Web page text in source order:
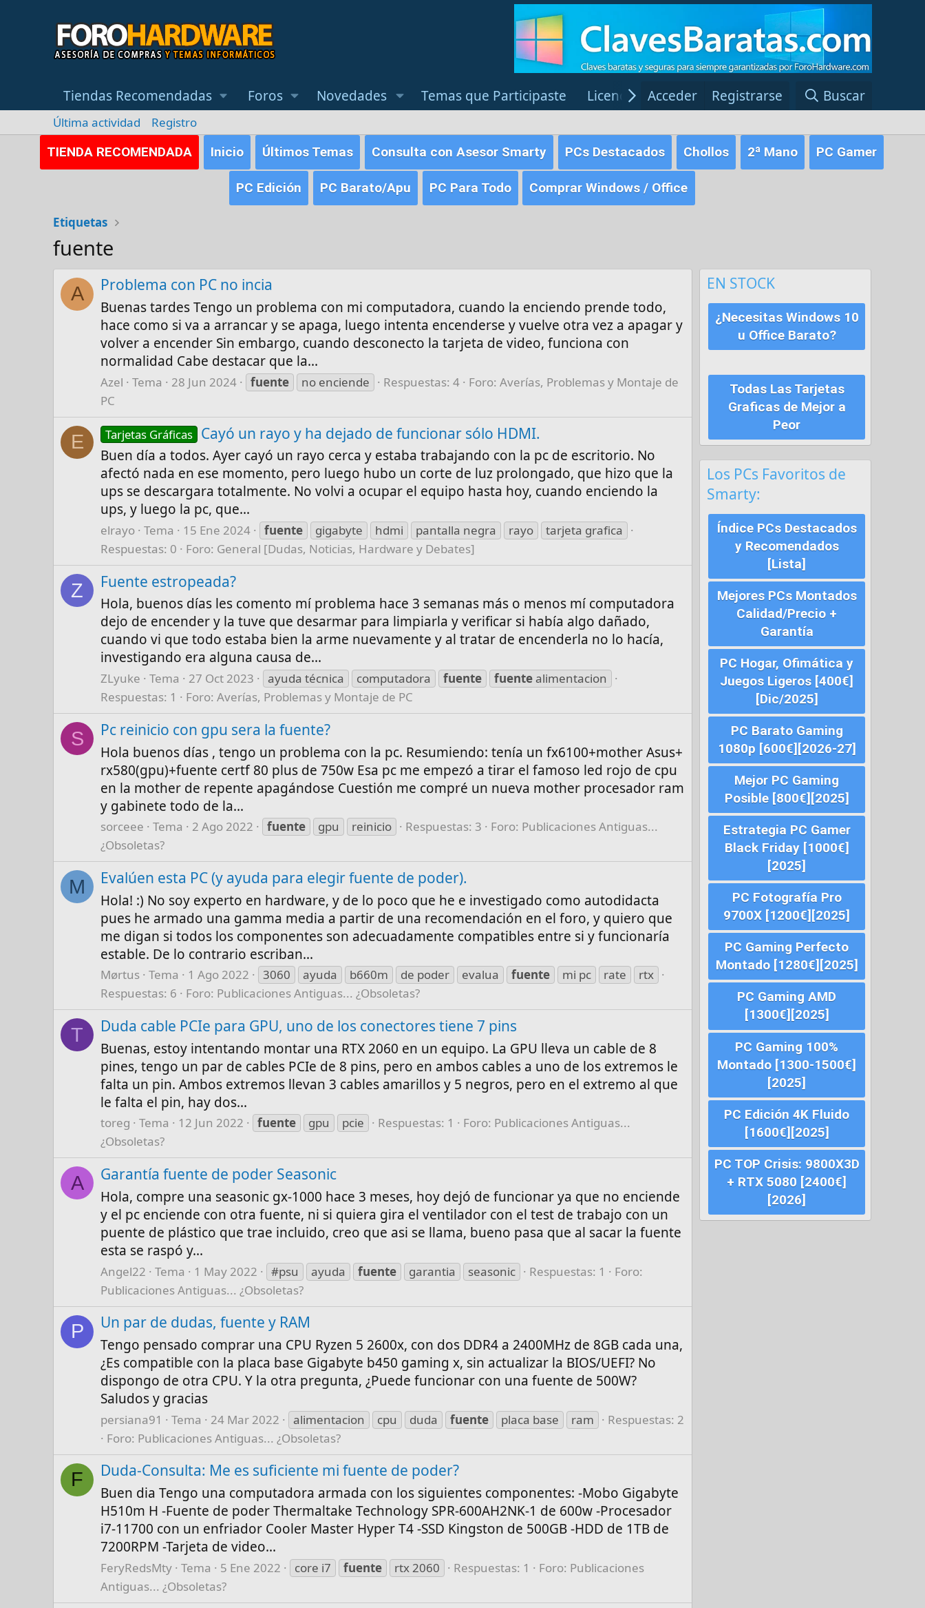
Tiendas Recomendadas Foros Novedades Temas que Participaste Licencias Windows Red Fansite.es
Acceder Registrarse Buscar
Última actividad
Registro
TIENDA RECOMENDADA
Inicio Últimos Temas Consulta con Asesor Smarty PCs Destacados Chollos 2ª Mano PC Gamer
PC Edición PC Barato/Apu PC Para Todo Comprar Windows / Office
Etiquetas
fuente
A Problema con PC no incia
Buenas tardes Tengo un problema con mi computadora, cuando la enciendo prende todo,
hace como si va a arrancar y se apaga, luego intenta encenderse y vuelve otra vez a apagar y
volver a encender Sin embargo, cuando desconecto la tarjeta de video, funciona con
normalidad Cabe destacar que la...
Azel Tema 28 Jun 2024 fuente no enciende Respuestas: 4 Foro:Averías, Problemas y Montaje de
PC
E Tarjetas Gráficas Cayó un rayo y ha dejado de funcionar sólo HDMI.
Buen día a todos. Ayer cayó un rayo cerca y estaba trabajando con la pc de escritorio. No
afectó nada en ese momento, pero luego hubo un corte de luz prolongado, que hizo que la
ups se descargara totalmente. No volvi a ocupar el equipo hasta hoy, cuando enciendo la
ups, y luego la pc, que...
elrayo Tema 15 Ene 2024 fuente gigabyte hdmi pantalla negra rayo
tarjeta grafica
Respuestas: 0
Foro: General [Dudas, Noticias, Hardware y Debates]
Z Fuente estropeada?
Hola, buenos días les comento mí problema hace 3 semanas más o menos mí computadora
dejo de encender y la tuve que desarmar para limpiarla y verificar si había algo dañado,
cuando vi que todo estaba bien la arme nuevamente y al tratar de encenderla no lo hacía,
investigando era alguna causa de...
ZLyuke Tema 27 Oct 2023 ayuda técnica computadora fuente fuentealimentacion
Respuestas: 1
Foro:Averías, Problemas y Montaje de PC
S Pc reinicio con gpu sera la fuente?
Hola buenos días , tengo un problema con la pc. Resumiendo: tenía un fx6100+mother Asus+
rx580(gpu)+fuente certf 80 plus de 750w Esa pc me empezó a tirar el famoso led rojo de cpu
en la mother de repente apagándose Cuestión me compré un nueva mother procesador ram
y gabinete todo de la...
sorceee Tema 2 Ago 2022 fuente gpu reinicio Respuestas: 3 Foro: Publicaciones Antiguas...
¿Obsoletas?
M Evalúen esta PC (y ayuda para elegir fuente de poder).
Hola! :) No soy experto en hardware, y de lo poco que he e investigado como autodidacta
pues he armado una gamma media a partir de una recomendación en el foro, y quiero que
me digan si todos los componentes son adecuadamente compatibles entre si y funcionaría
estable. De lo contrario escriban...
Mørtus Tema 1 Ago 2022 3060 ayuda b660m de poder evalua fuente mi pc rate
rtx
Respuestas: 6
Foro: Publicaciones Antiguas... ¿Obsoletas?
T Duda cable PCIe para GPU, uno de los conectores tiene 7 pins
Buenas, estoy intentando montar una RTX 2060 en un equipo. La GPU lleva un cable de 8
pines, tengo un par de cables PCIe de 8 pins, pero en ambos cables a uno de los extremos le
falta un pin. Ambos extremos llevan 3 cables amarillos y 5 negros, pero en el extremo al que
le falta el pin, hay dos...
toreg Tema 12 Jun 2022 fuente gpu pcie Respuestas: 1 Foro: Publicaciones Antiguas...
¿Obsoletas?
A Garantía fuente de poder Seasonic
Hola, compre una seasonic gx-1000 hace 3 meses, hoy dejó de funcionar ya que no enciende
y el pc enciende con otra fuente, ni si quiera gira el ventilador con el test de trabajo con un
puente de plástico que trae incluido, creo que asi se llama, bueno pasa que al sacar la fuente
esta se raspó y...
Angel22 Tema 1 May 2022 #psu ayuda fuente garantia seasonic Respuestas: 1
Foro:
Publicaciones Antiguas... ¿Obsoletas?
P Un par de dudas, fuente y RAM
Tengo pensado comprar una CPU Ryzen 5 2600x, con dos DDR4 a 2400MHz de 8GB cada una,
¿Es compatible con la placa base Gigabyte b450 gaming x, sin actualizar la BIOS/UEFI? No
dispongo de otra CPU. Y la otra pregunta, ¿Puede funcionar con una fuente de 500W?
Saludos y gracias
persiana91 Tema 24 Mar 2022 alimentacion cpu duda fuente placa base ram
Respuestas: 2
Foro: Publicaciones Antiguas... ¿Obsoletas?
F Duda-Consulta: Me es suficiente mi fuente de poder?
Buen dia Tengo una computadora armada con los siguientes componentes: -Mobo Gigabyte
H510m H -Fuente de poder Thermaltake Technology SPR-600AH2NK-1 de 600w -Procesador
i7-11700 con un enfriador Cooler Master Hyper T4 -SSD Kingston de 500GB -HDD de 1TB de
7200RPM -Tarjeta de video...
FeryRedsMty Tema 5 Ene 2022 core i7 fuente rtx 2060 Respuestas: 1 Foro: Publicaciones
Antiguas... ¿Obsoletas?
EN STOCK
¿Necesitas Windows 10
u Office Barato?
Todas Las Tarjetas
Graficas de Mejor a
Peor
Los PCs Favoritos de
Smarty:
Índice PCs Destacados
y Recomendados
[Lista]
Mejores PCs Montados
Calidad/Precio +
Garantía
PC Hogar, Ofimática y
Juegos Ligeros [400€]
[Dic/2025]
PC Barato Gaming
1080p [600€][2026-27]
Mejor PC Gaming
Posible [800€][2025]
Estrategia PC Gamer
Black Friday [1000€]
[2025]
PC Fotografía Pro
9700X [1200€][2025]
PC Gaming Perfecto
Montado [1280€][2025]
PC Gaming AMD
[1300€][2025]
PC Gaming 100%
Montado [1300-1500€]
[2025]
PC Edición 4K Fluido
[1600€][2025]
PC TOP Crisis: 9800X3D
+ RTX 5080 [2400€]
[2026]